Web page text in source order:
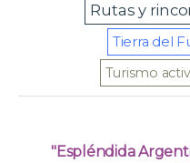
Rutas y
Tierra del
Turismo
"Espléndida